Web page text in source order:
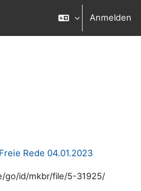
Anmelden
Rede 04.01.2023
go/id/mkbr/file/5-31925/